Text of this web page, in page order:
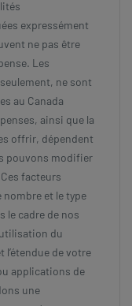
expressément
ne pas être
Les
ne sont
au Canada
ainsi que la
offrir, dépendent
pouvons modifier
facteurs
et le type
le cadre de nos
du
l’étendue de votre
applications de
une